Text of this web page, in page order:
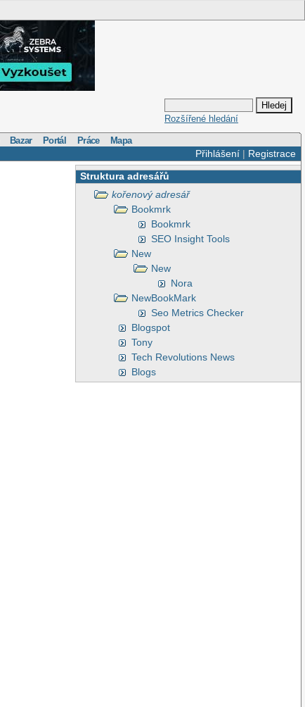
Rozšířené hledání
Bazar Portál Práce Mapa
Přihlášení| Registrace
Struktura adresářů
kořenový adresář
Bookmrk
Bookmrk
SEO Insight Tools
New
New
Nora
NewBookMark
Seo Metrics Checker
Blogspot
Tony
Tech Revolutions News
Blogs